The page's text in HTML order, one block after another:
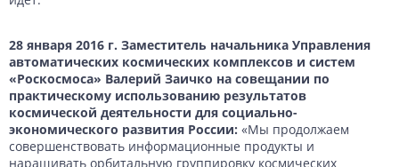
28 января 2016 г. Заместитель начальника Управления
автоматических космических комплексов и систем
«Роскосмоса» Валерий Заичко на совещании по
практическому использованию результатов
космической деятельности для социально-
экономического развития России: «Мы продолжаем
совершенствовать информационные продукты и
наращивать орбитальную группировку космических